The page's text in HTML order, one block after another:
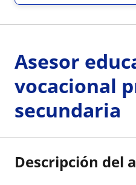
Asesor
vocacional
secundaria
Descripción del